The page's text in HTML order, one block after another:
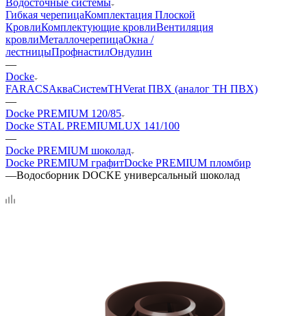
Гибкая черепицаКомплектация Плоской
КровлиКомплектующие кровлиВентиляция
кровлиМеталлочерепицаОкна /
лестницыПрофнастилОндулин
—
Docke
FARACSАкваСистемТНVerat ПВХ (аналог ТН ПВХ)
—
Docke PREMIUM 120/85
Docke STAL PREMIUMLUX 141/100
—
Docke PREMIUM шоколад
Docke PREMIUM графитDocke PREMIUM пломбир
—Водосборник DOCKE универсальный шоколад